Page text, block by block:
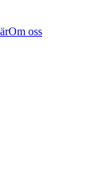
Om oss